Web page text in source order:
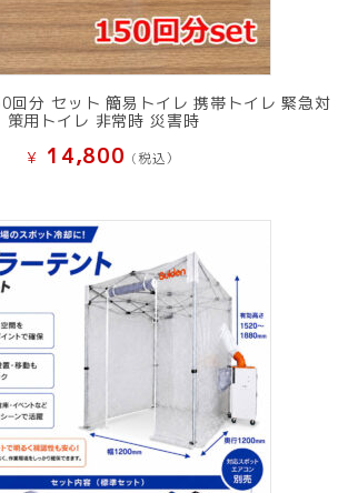
回分 セット 簡易トイレ 携帯トイレ 緊急対
策用トイレ 非常時 災害時
¥ 14,800 (税込）